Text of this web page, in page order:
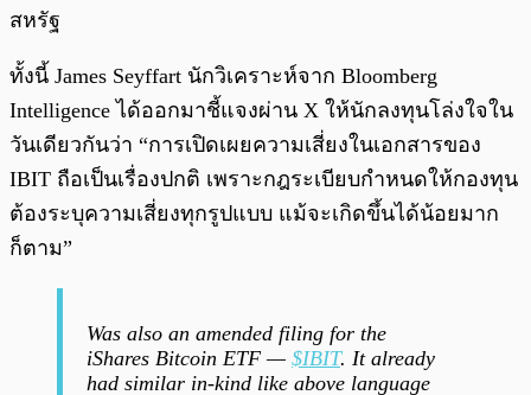
สหรัฐ
ทั้งนี้ James Seyffart นักวิเคราะห์จาก Bloomberg
Intelligence ได้ออกมาชี้แจงผ่าน X ให้นักลงทุนโล่งใจใน
วันเดียวกันว่า “การเปิดเผยความเสี่ยงในเอกสารของ
IBIT ถือเป็นเรื่องปกติ เพราะกฎระเบียบกำหนดให้กองทุน
ต้องระบุความเสี่ยงทุกรูปแบบ แม้จะเกิดขึ้นได้น้อยมาก
ก็ตาม”
Was also an amended filing for the
iShares Bitcoin ETF — $IBIT. It already
had similar in-kind like above language